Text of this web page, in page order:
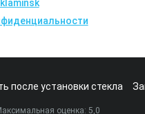
после установки стекла
оценка: 5,0